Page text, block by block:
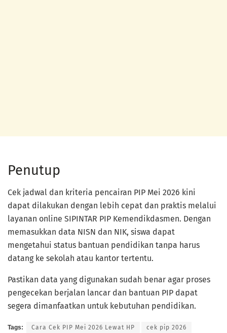
Penutup
Cek jadwal dan kriteria pencairan PIP Mei 2026 kini
dapat dilakukan dengan lebih cepat dan praktis melalui
layanan online SIPINTAR PIP Kemendikdasmen. Dengan
memasukkan data NISN dan NIK, siswa dapat
mengetahui status bantuan pendidikan tanpa harus
datang ke sekolah atau kantor tertentu.
Pastikan data yang digunakan sudah benar agar proses
pengecekan berjalan lancar dan bantuan PIP dapat
segera dimanfaatkan untuk kebutuhan pendidikan.
Tags: Cara Cek PIP Mei 2026 Lewat HP cek pip 2026